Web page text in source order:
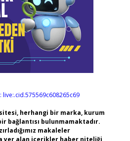
live:.cid.575569c608265c69
herhangi bir marka, kurum
bağlantısı bulunmamaktadır.
makaleler
yer alan içerikler haber niteliği